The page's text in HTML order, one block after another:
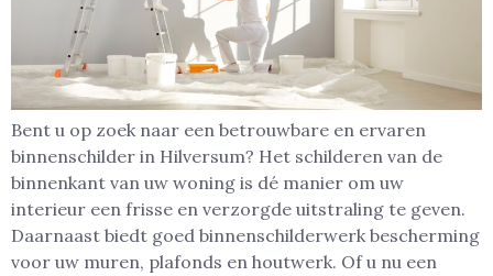
Bent u op zoek naar een betrouwbare en ervaren
binnenschilder in Hilversum? Het schilderen van de
binnenkant van uw woning is dé manier om uw
interieur een frisse en verzorgde uitstraling te geven.
Daarnaast biedt goed binnenschilderwerk bescherming
voor uw muren, plafonds en houtwerk. Of u nu een